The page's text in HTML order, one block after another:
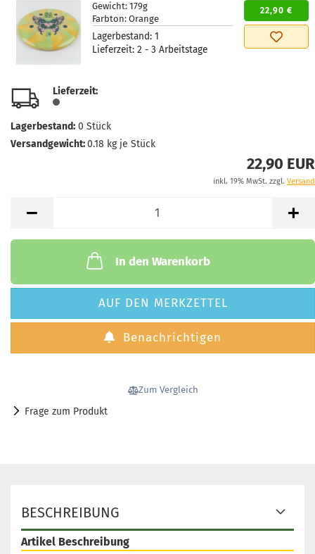
Gewicht: 179g
Farbton: Orange
Lagerbestand: 1
Lieferzeit: 2 - 3 Arbeitstage
22,90 €
Lieferzeit:
Lagerbestand: 0 Stück
Versandgewicht:0.18 kg je Stück
22,90 EUR
inkl. 19% MwSt. zzgl. Versand
In den Warenkorb
AUF DEN MERKZETTEL
Benachrichtigen
Zum Vergleich
Frage zum Produkt
BESCHREIBUNG
Artikel Beschreibung